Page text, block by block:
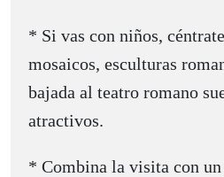
* Si vas con niños,
mosaicos, esculturas
bajada al teatro romano
atractivos.
* Combina la visita con un